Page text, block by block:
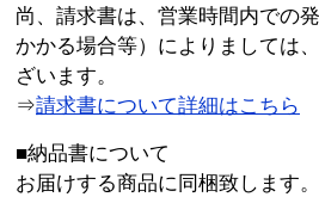
尚、請求書は、営業時間内での
かかる場合等）によりましては
ざいます。
⇒請求書について詳細はこちら
■納品書について
お届けする商品に同梱致します。